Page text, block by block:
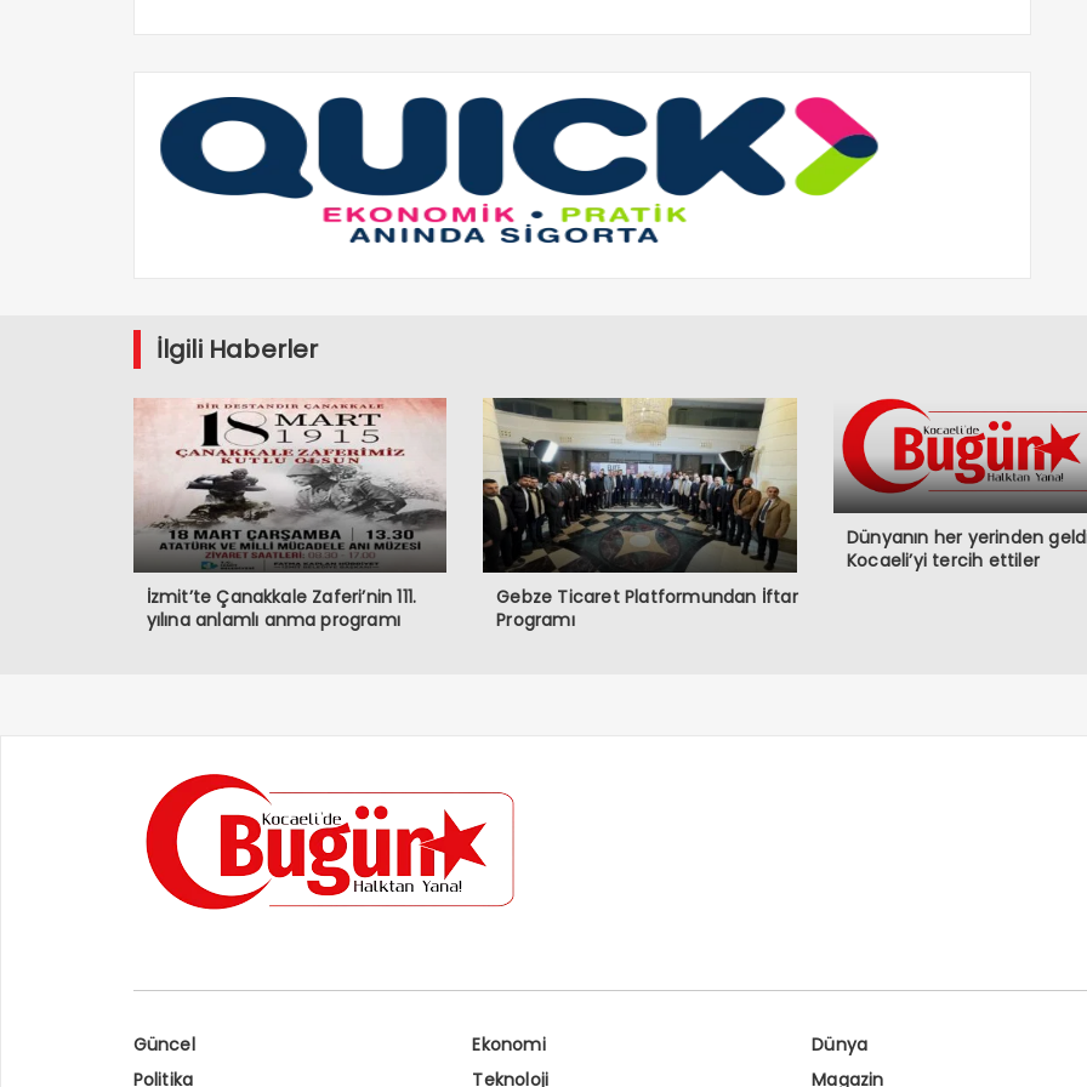
İlgili Haberler
İzmit’te Çanakkale Zaferi’nin 111.
yılına anlamlı anma programı
Gebze Ticaret Platformundan İftar
Programı
Dünyanın her yerinden
Kocaeli’yi tercih ettiler
Güncel Ekonomi
Dünya
Politika
Teknoloji Magazin